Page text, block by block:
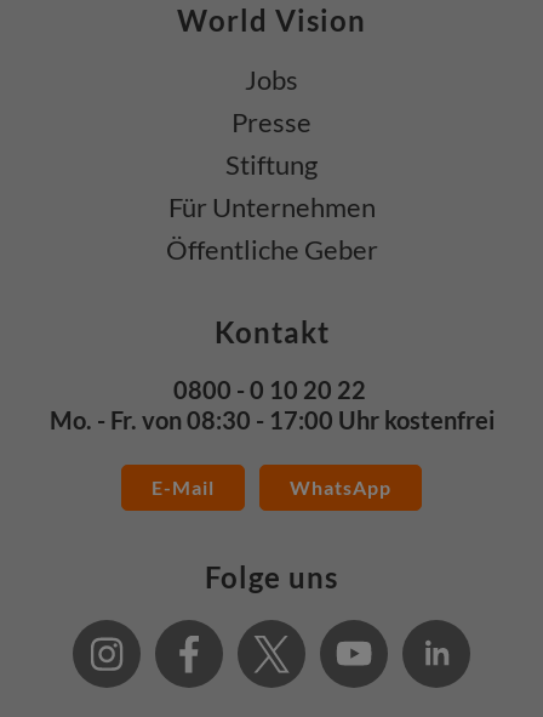
World Vision
Jobs
Presse
Stiftung
Für Unternehmen
Öffentliche Geber
Kontakt
0800 - 0 10 20 22
Mo. - Fr. von 08:30 - 17:00 Uhr kostenfrei
E-Mail WhatsApp
Folge uns